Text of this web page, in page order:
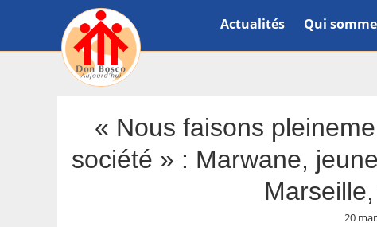
Actualités Qui
« Nous faisons
société » : Marwane,
20